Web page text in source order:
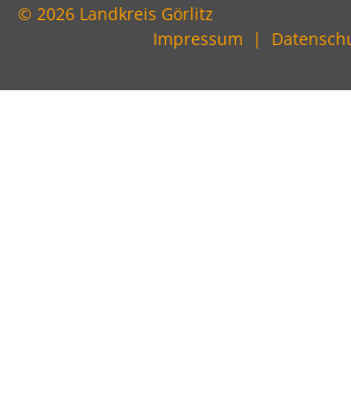
© 2026 Landkreis Görlitz
Impressum |